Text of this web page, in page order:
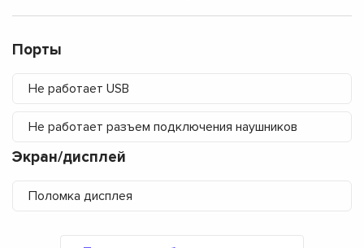
Порты
Не работает USB
Не работает разъем подключения наушников
Экран/дисплей
Поломка дисплея